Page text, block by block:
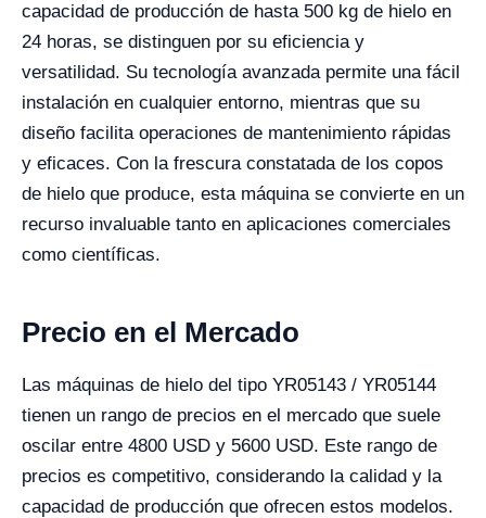
capacidad de producción de hasta 500 kg de hielo en
24 horas, se distinguen por su eficiencia y
versatilidad. Su tecnología avanzada permite una fácil
instalación en cualquier entorno, mientras que su
diseño facilita operaciones de mantenimiento rápidas
y eficaces. Con la frescura constatada de los copos
de hielo que produce, esta máquina se convierte en un
recurso invaluable tanto en aplicaciones comerciales
como científicas.
Precio en el Mercado
Las máquinas de hielo del tipo YR05143 / YR05144
tienen un rango de precios en el mercado que suele
oscilar entre 4800 USD y 5600 USD. Este rango de
precios es competitivo, considerando la calidad y la
capacidad de producción que ofrecen estos modelos.